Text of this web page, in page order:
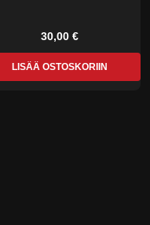
30,00 €
LISÄÄ OSTOSKORIIN